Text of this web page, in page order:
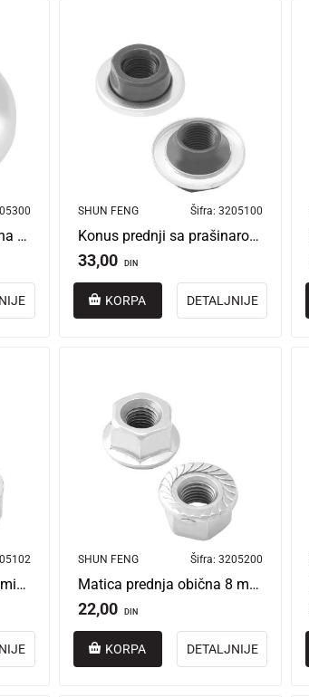
Šolja prednje glave obična plića 10 x 23 mm tw
SHUN FENG Šifra:3205100
Konus prednji sa prašinarom 5/16 x 26t 8 mm tw
33,00 DIN
KORPA DETALJNIJE
Konus prednji obični hromirani 5/16” 8 mm
SHUN FENG Šifra:3205200
Matica prednja obična 8 mm sa šeširom
22,00 DIN
KORPA DETALJNIJE